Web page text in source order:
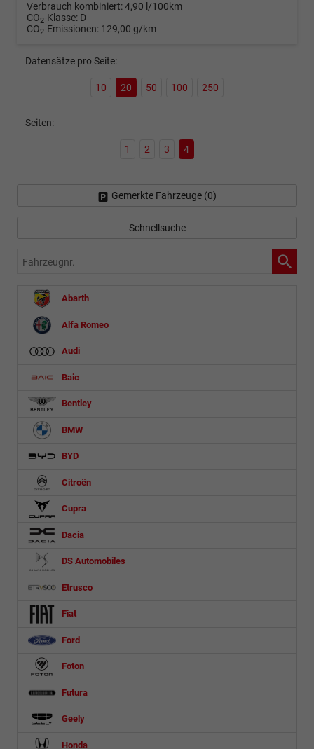
Verbrauch kombiniert:4,90 l/100km
CO2-Klasse: D
CO2-Emissionen: 129,00 g/km
Datensätze pro Seite:
10 20 50 100 250
Seiten:
1 2 3 4
Gemerkte Fahrzeuge (0)
Schnellsuche
Fahrzeugnr.
Abarth
Alfa Romeo
Audi
Baic
Bentley
BMW
BYD
Citroën
Cupra
Dacia
DS Automobiles
Etrusco
Fiat
Ford
Foton
Futura
Geely
Honda